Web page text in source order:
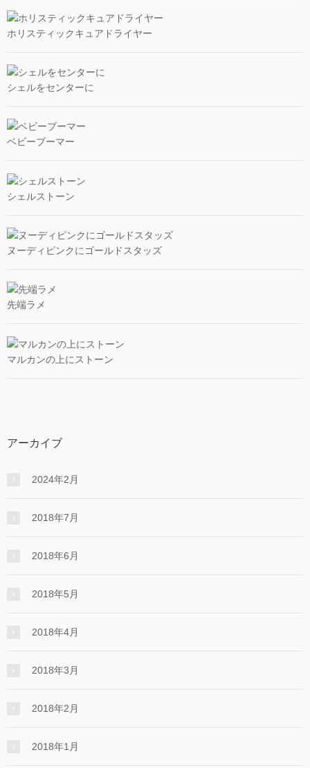
ホリスティックキュアドライヤー
シェルをセンターに
ベビーブーマー
シェルストーン
ヌーディピンクにゴールドスタッズ
先端ラメ
マルカンの上にストーン
アーカイブ
2024年2月
2018年7月
2018年6月
2018年5月
2018年4月
2018年3月
2018年2月
2018年1月